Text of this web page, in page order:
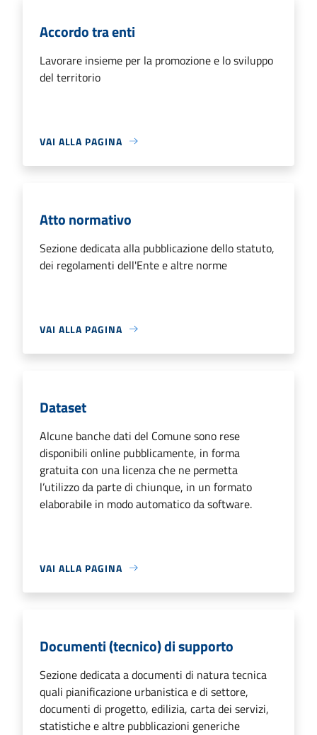
Accordo tra enti
Lavorare insieme per la promozione e lo sviluppo
del territorio
VAI ALLA PAGINA
Atto normativo
Sezione dedicata alla pubblicazione dello statuto,
dei regolamenti dell'Ente e altre norme
VAI ALLA PAGINA
Dataset
Alcune banche dati del Comune sono rese
disponibili online pubblicamente, in forma
gratuita con una licenza che ne permetta
l’utilizzo da parte di chiunque, in un formato
elaborabile in modo automatico da software.
VAI ALLA PAGINA
Documenti (tecnico) di supporto
Sezione dedicata a documenti di natura tecnica
quali pianificazione urbanistica e di settore,
documenti di progetto, edilizia, carta dei servizi,
statistiche e altre pubblicazioni generiche